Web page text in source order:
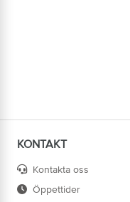
KONTAKT
Kontakta oss
Öppettider